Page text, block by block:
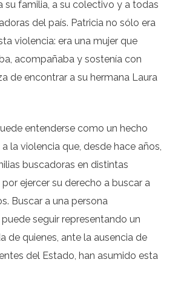
su familia, a su colectivo y a todas
del país. Patricia no sólo era
violencia: era una mujer que
acompañaba y sostenía con
de encontrar a su hermana Laura
entenderse como un hecho
la violencia que, desde hace años,
buscadoras en distintas
ejercer su derecho a buscar a
Buscar a una persona
seguir representando un
de quienes, ante la ausencia de
del Estado, han asumido esta